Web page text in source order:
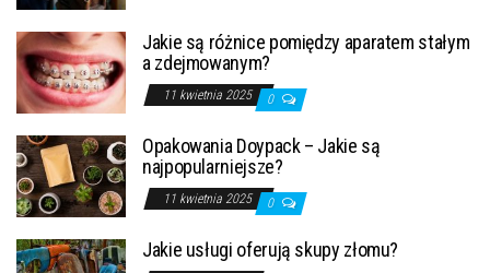
Jakie są różnice pomiędzy aparatem stałym
a zdejmowanym?
11 kwietnia 2025 0
Opakowania Doypack – Jakie są
najpopularniejsze?
11 kwietnia 2025 0
Jakie usługi oferują skupy złomu?